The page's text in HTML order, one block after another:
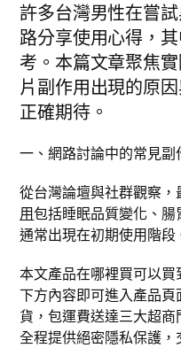
許多台灣男性在嘗
路分享使用心得，
考。本篇文章聚焦
片副作用出現的原
正確期待。
一、網路討論中的常見副
從台灣論壇與社群觀察
用包括睡眠品質變化、
通常出現在初期使用階段
本文產品在哪裡買可以買
下方內容即可進入產品
貨，包運費送達三大超商
全程提供絕密隱私保護，